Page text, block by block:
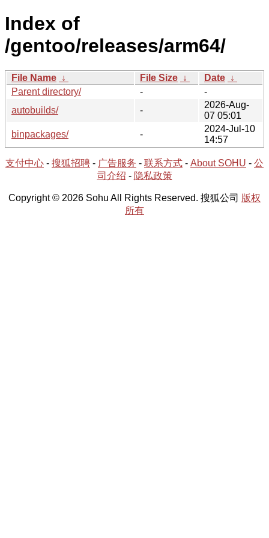
Index of
/gentoo/releases/arm64/
File Name ↓ File Size ↓ Date ↓
Parent directory/
-
-
autobuilds/
-
2026-Aug-
07 05:01
binpackages/
-
2024-Jul-10
14:57
支付中心 - 搜狐招聘 - 广告服务 - 联系方式 - About SOHU - 公
司介绍 - 隐私政策
Copyright © 2026 Sohu All Rights Reserved. 搜狐公司 版权
所有